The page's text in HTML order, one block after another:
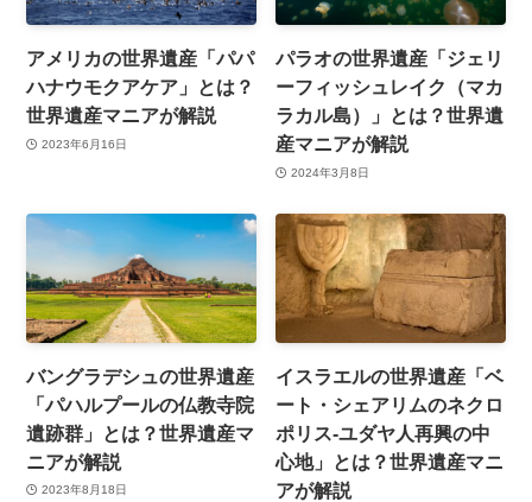
アメリカの世界遺産「パパ
ハナウモクアケア」とは？
世界遺産マニアが解説
2023年6月16日
パラオの世界遺産「ジェリ
ーフィッシュレイク（マカ
ラカル島）」とは？世界遺
産マニアが解説
2024年3月8日
バングラデシュの世界遺産
「パハルプールの仏教寺院
遺跡群」とは？世界遺産マ
ニアが解説
2023年8月18日
イスラエルの世界遺産「ベ
ート・シェアリムのネクロ
ポリス-ユダヤ人再興の中
心地」とは？世界遺産マニ
アが解説